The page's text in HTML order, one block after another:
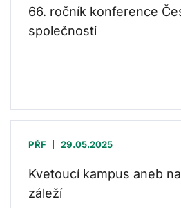
66. ročník konference
společnosti
PŘF 29.05.2025
Kvetoucí kampus aneb
záleží